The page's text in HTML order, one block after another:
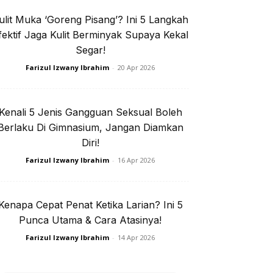
jer!Muka ‘Goreng Pisang’? Ini 5 Langkah
Jaga Kulit Berminyak Supaya Kekal
Segar!
Farizul Izwany Ibrahim - 20 Apr 2026
Kenali 5 Jenis Gangguan Seksual Boleh
Di Gimnasium, Jangan Diamkan
Diri!
Farizul Izwany Ibrahim - 16 Apr 2026
Cepat Penat Ketika Larian? Ini 5
Punca Utama & Cara Atasinya!
Farizul Izwany Ibrahim - 14 Apr 2026